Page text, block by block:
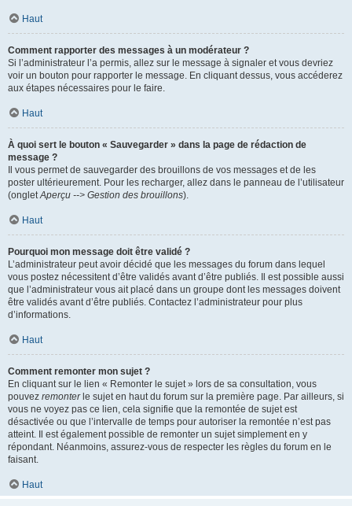
Haut
Comment rapporter des messages à un modérateur ?
Si l’administrateur l’a permis, allez sur le message à signaler et vous devriez
voir un bouton pour rapporter le message. En cliquant dessus, vous accéderez
aux étapes nécessaires pour le faire.
Haut
À quoi sert le bouton « Sauvegarder » dans la page de rédaction de
message ?
Il vous permet de sauvegarder des brouillons de vos messages et de les
poster ultérieurement. Pour les recharger, allez dans le panneau de l’utilisateur
(ongletAperçu --> Gestion des brouillons).
Haut
Pourquoi mon message doit être validé ?
L’administrateur peut avoir décidé que les messages du forum dans lequel
vous postez nécessitent d’être validés avant d’être publiés. Il est possible aussi
que l’administrateur vous ait placé dans un groupe dont les messages doivent
être validés avant d’être publiés. Contactez l’administrateur pour plus
d’informations.
Haut
Comment remonter mon sujet ?
En cliquant sur le lien « Remonter le sujet » lors de sa consultation, vous
pouvez remonterle sujet en haut du forum sur la première page. Par ailleurs, si
vous ne voyez pas ce lien, cela signifie que la remontée de sujet est
désactivée ou que l’intervalle de temps pour autoriser la remontée n’est pas
atteint. Il est également possible de remonter un sujet simplement en y
répondant. Néanmoins, assurez-vous de respecter les règles du forum en le
faisant.
Haut